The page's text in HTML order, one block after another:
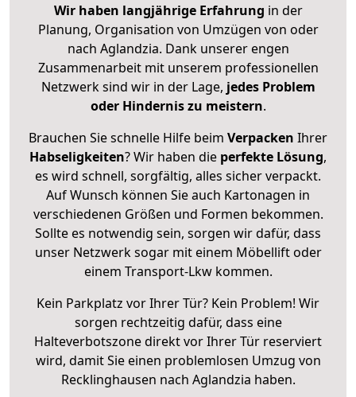
Wir haben langjährige Erfahrung in der
Planung, Organisation von Umzügen von oder
nach Aglandzia. Dank unserer engen
Zusammenarbeit mit unserem professionellen
Netzwerk sind wir in der Lage, jedes Problem
oder Hindernis zu meistern.
Brauchen Sie schnelle Hilfe beim Verpacken Ihrer
Habseligkeiten? Wir haben die perfekte Lösung,
es wird schnell, sorgfältig, alles sicher verpackt.
Auf Wunsch können Sie auch Kartonagen in
verschiedenen Größen und Formen bekommen.
Sollte es notwendig sein, sorgen wir dafür, dass
unser Netzwerk sogar mit einem Möbellift oder
einem Transport-Lkw kommen.
Kein Parkplatz vor Ihrer Tür? Kein Problem! Wir
sorgen rechtzeitig dafür, dass eine
Halteverbotszone direkt vor Ihrer Tür reserviert
wird, damit Sie einen problemlosen Umzug von
Recklinghausen nach Aglandzia haben.